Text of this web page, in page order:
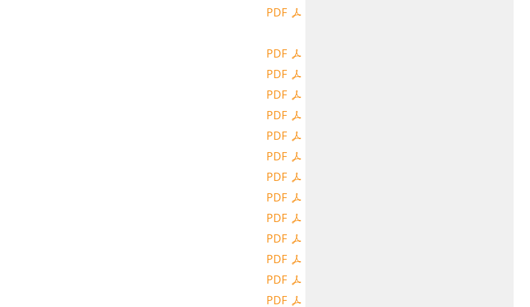
PDF
PDF
PDF
PDF
PDF
PDF
PDF
PDF
PDF
PDF
PDF
PDF
PDF
PDF